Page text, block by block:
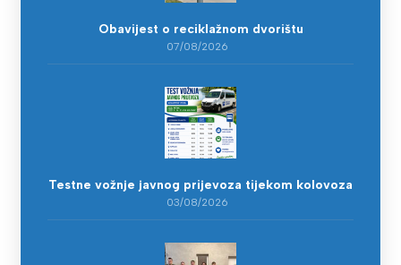
Obavijest o reciklažnom dvorištu
07/08/2026
Testne vožnje javnog prijevoza tijekom kolovoza
03/08/2026